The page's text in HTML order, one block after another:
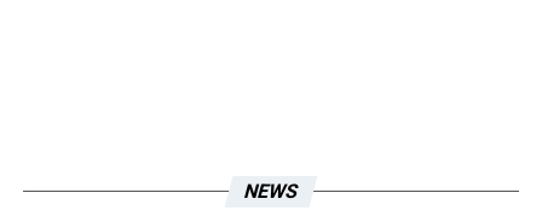
NEWS